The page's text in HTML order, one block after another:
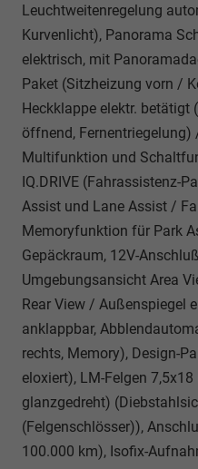
Leuchtweitenregelung
Kurvenlicht), Panorama
elektrisch, mit
Paket (Sitzheizung vorn /
Heckklappe elektr. betätigt
öffnend,
Multifunktion und
IQ.DRIVE (Fahrassistenz-
Assist und Lane Assist /
Memoryfunktion für Park
Gepäckraum, 12V-
Umgebungsansicht Area
Rear View / Außenspiegel
anklappbar,
rechts, Memory), Design-
eloxiert), LM-Felgen
glanzgedreht)
(Felgenschlösser)),
100.000 km), Isofix-